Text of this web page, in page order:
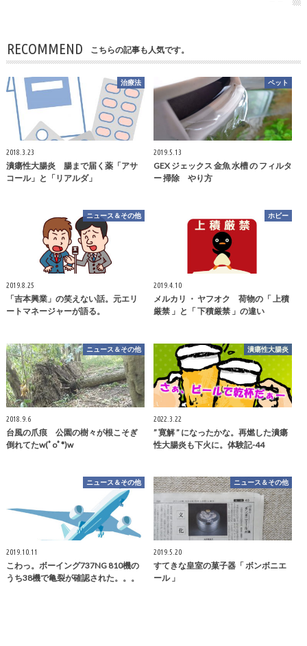
RECOMMEND こちらの記事も人気です。
治療法
2018.3.23
潰瘍性大腸炎 腸まで届く薬「アサ
コール」と「リアルダ」
ペット
2019.5.13
GEX ジェックス 金魚 水槽 の フィルタ
ー 掃除 やり方
ニュース＆その他
2019.8.25
「吉本興業」の笑えない話。元エリ
ートマネージャーが語る。
ホビー
2019.4.10
メルカリ ・ ヤフオク 荷物の「 上積
厳禁 」と「 下積厳禁 」の違い
ニュース＆その他
2018.9.6
台風の爪痕 公園の樹々が根こそぎ
倒れてたw(ﾟoﾟ*)w
潰瘍性大腸炎
2022.3.22
” 寛解 ” になったかな。再燃した潰瘍
性大腸炎も下火に。体験記-44
ニュース＆その他
2019.10.11
こわっ。ボーイング737NG 810機の
うち38機で亀裂が確認された。。。
ニュース＆その他
2019.5.20
すてきな皇室の菓子器「 ボンボニエ
ール 」